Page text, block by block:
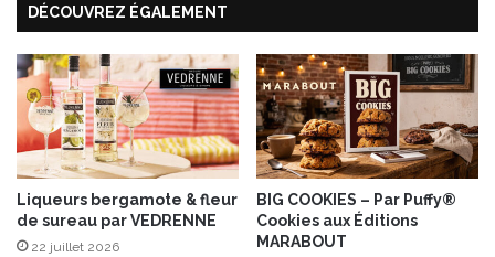
T
o
m
m
e
d
e
S
a
v
n
e
a
m
a
r
n
é
DÉCOUVREZ ÉGALEMENT
Liqueurs bergamote & fleur
de sureau par VEDRENNE
22 juillet 2026
BIG COOKIES – Par Puffy®
Cookies aux Éditions
MARABOUT